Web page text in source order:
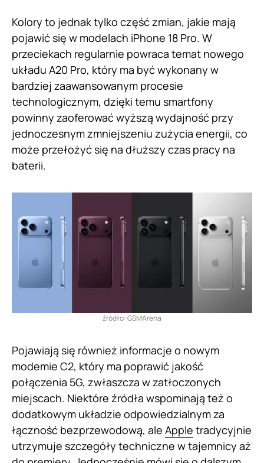
Kolory to jednak tylko część zmian, jakie mają
pojawić się w modelach iPhone 18 Pro. W
przeciekach regularnie powraca temat nowego
układu A20 Pro, który ma być wykonany w
bardziej zaawansowanym procesie
technologicznym, dzięki temu smartfony
powinny zaoferować wyższą wydajność przy
jednoczesnym zmniejszeniu zużycia energii, co
może przełożyć się na dłuższy czas pracy na
baterii.
źródło: GSMArena
Pojawiają się również informacje o nowym
modemie C2, który ma poprawić jakość
połączenia 5G, zwłaszcza w zatłoczonych
miejscach. Niektóre źródła wspominają też o
dodatkowym układzie odpowiedzialnym za
łączność bezprzewodową, ale Apple tradycyjnie
utrzymuje szczegóły techniczne w tajemnicy aż